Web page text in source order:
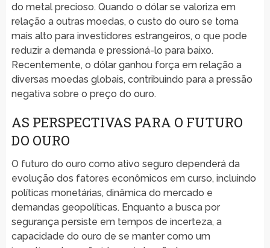
do metal precioso. Quando o dólar se valoriza em
relação a outras moedas, o custo do ouro se torna
mais alto para investidores estrangeiros, o que pode
reduzir a demanda e pressioná-lo para baixo.
Recentemente, o dólar ganhou força em relação a
diversas moedas globais, contribuindo para a pressão
negativa sobre o preço do ouro.
AS PERSPECTIVAS PARA O FUTURO
DO OURO
O futuro do ouro como ativo seguro dependerá da
evolução dos fatores econômicos em curso, incluindo
políticas monetárias, dinâmica do mercado e
demandas geopolíticas. Enquanto a busca por
segurança persiste em tempos de incerteza, a
capacidade do ouro de se manter como um